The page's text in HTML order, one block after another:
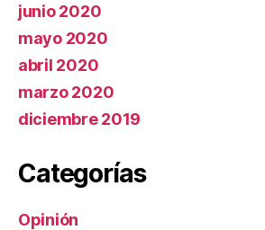
junio 2020
mayo 2020
abril 2020
marzo 2020
diciembre 2019
Categorías
Opinión